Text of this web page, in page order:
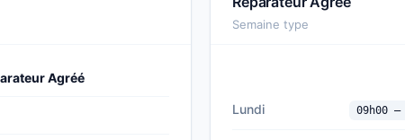
Agréé
Semaine type
Lundi 09h00 —